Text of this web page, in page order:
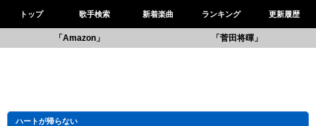
トップ 歌手検索 新着楽曲 ランキング 更新履歴
「Amazon」 「菅田将暉」
ハートが帰らない